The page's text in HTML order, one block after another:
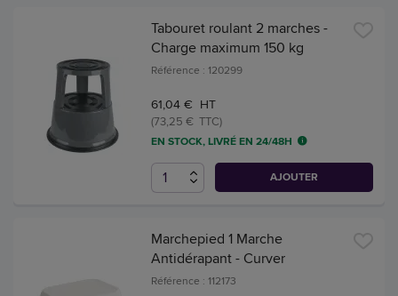
Tabouret roulant 2 marches -
Charge maximum 150 kg
Référence : 120299
61,04 € HT
(73,25 € TTC)
EN STOCK, LIVRÉ EN 24/48H
AJOUTER
Marchepied 1 Marche
Antidérapant - Curver
Référence : 112173